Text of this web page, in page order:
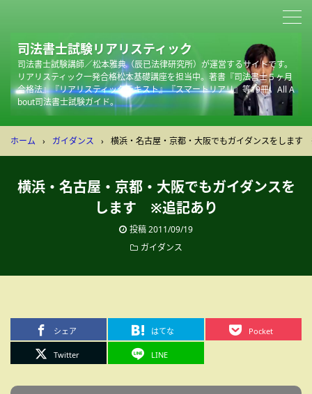
司法書士試験リアリスティック
司法書士試験講師／松本雅典（辰已法律研究所）が運営するサイトです。
リアリスティック一発合格松本基礎講座を担当中。著書『司法書士５ヶ月
合格法』『リアリスティックテキスト』『スマートリアリ』等19冊。All A
bout司法書士試験ガイド。
ホーム › ガイダンス › 横浜・名古屋・京都・大阪でもガイダンスをしま
横浜・名古屋・京都・大阪でもガイダンスを
します ※追記あり
投稿2011/09/19
ガイダンス
シェア はてな Pocket
Twitter LINE